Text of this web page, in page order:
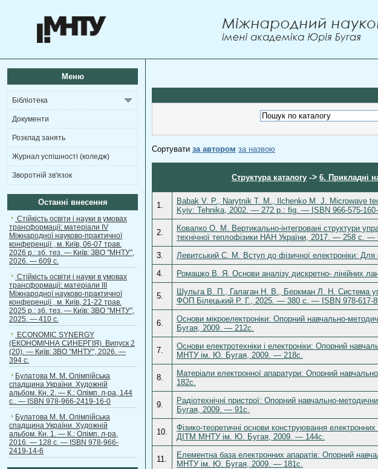
Меню
Бібліотека
Документи
Розклад занять
Журнал успішності (коледж)
Зворотній зв'язок
Останні внесення
Стійкість освіти і науки в умовах
трансформації: матеріали ІV
Міжнародної науково-практичної
конференції , м. Київ, 06-07 трав.
2026 р.: зб. тез. — Київ: ЗВО "МНТУ",
2026. — 609 с.
Стійкість освіти і науки в умовах
трансформації: матеріали ІІІ
Міжнародної науково-практичної
конференції , м. Київ, 21-22 трав.
2025 р.: зб. тез. — Київ: ЗВО "МНТУ",
2025. — 410 с.
ECONOMIC SYNERGY
(ЕКОНОМІЧНА СИНЕРГІЯ). Випуск 2
(20). — Київ: ЗВО "МНТУ", 2026. —
394 с.
Булатова М. М. Олімпійська
спадщина України. Художній
альбом. Кн. 2. — К.: Олімп. л-ра, 144
с.. — ISBN 978-966-2419-16-0
Булатова М. М. Олімпійська
спадщина України. Художній
альбом. Кн. 1. — К.: Олімп. л-ра,
2016. — 128 с. — ISBN 978-966-
2419-14-6
Сортувати за автором за назвою
Структура каталогу -> 6. Прикладні
1.
Babak V. P., Narytnik T. M., Ilchenko M. J. Microwave
Kyiv: Tehnika, 2002. — 272 p.: fig. — ISBN 966-575-
2.
Ковалко О. М. Вертикально-інтегровані структури
технічної теплофізики НАН України, 2017. — 258 с. —
3.
Левитський С. М. Вступ до фізичної електроніки:
4.
Ромашко В. Я. Основи аналізу дискретно- лінійних
5.
Шульга В. П., Галаган Н. В., Беркман Л. Н. Система
ФОП Білецький Р. Г., 2025. — 380 с. — ISBN 978-617-
6.
Основи мікроелектроніки: Опорний навчально-
Бугая, 2009. — 212с.
7.
Основи електротехніки і електроніки: Опорний
МНТУ ім. Ю. Бугая, 2009. — 218с.
8.
Матеріали електронної апаратури: Опорний
182с.
9.
Радіотехнічні пристрої: Опорний навчально-
Бугая, 2009. — 91с.
10.
Фізико-теоретичні основи конструювання
ДІТМ МНТУ ім. Ю. Бугая, 2009. — 144с.
11.
Елементна база електронних апаратів: Опорний
МНТУ ім. Ю. Бугая, 2009. — 181с.